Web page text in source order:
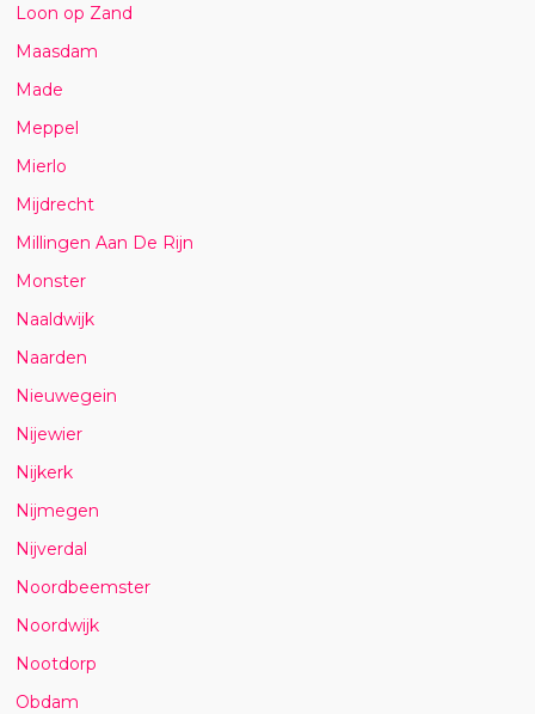
Loon op Zand
Maasdam
Made
Meppel
Mierlo
Mijdrecht
Millingen Aan De Rijn
Monster
Naaldwijk
Naarden
Nieuwegein
Nijewier
Nijkerk
Nijmegen
Nijverdal
Noordbeemster
Noordwijk
Nootdorp
Obdam